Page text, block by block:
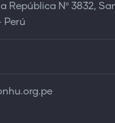
República Nº 3832,
Perú